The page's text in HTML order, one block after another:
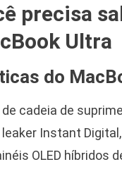
precisa
Ultra
do
cadeia de
Instant
OLED híbridos